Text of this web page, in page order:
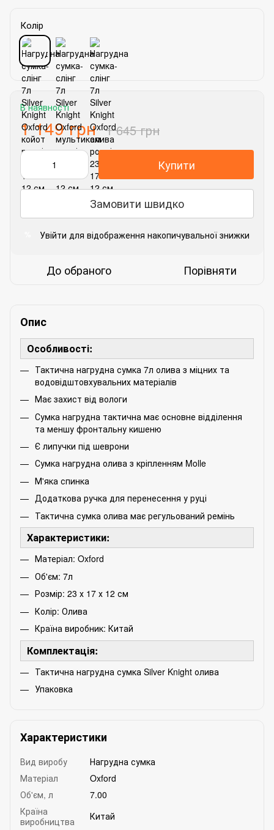
Колір
В наявності
1 149 грн 1 645 грн
Купити
Замовити швидко
Увійти для відображення накопичувальної знижки
До обраного Порівняти
Опис
Особливості:
Тактична нагрудна сумка 7л олива з міцних та
водовідштовхувальних матеріалів
Має захист від вологи
Сумка нагрудна тактична має основне відділення
та меншу фронтальну кишеню
Є липучки під шеврони
Сумка нагрудна олива з кріпленням Molle
М'яка спинка
Додаткова ручка для перенесення у руці
Тактична сумка олива має регульований ремінь
Характеристики:
Матеріал: Oxford
Об'єм: 7л
Розмір: 23 х 17 х 12 см
Колір: Олива
Країна виробник: Китай
Комплектація:
Тактична нагрудна сумка Silver Knight олива
Упаковка
Характеристики
Вид виробу
Нагрудна сумка
Матеріал
Oxford
Об'єм, л
7.00
Країна
виробництва
Китай